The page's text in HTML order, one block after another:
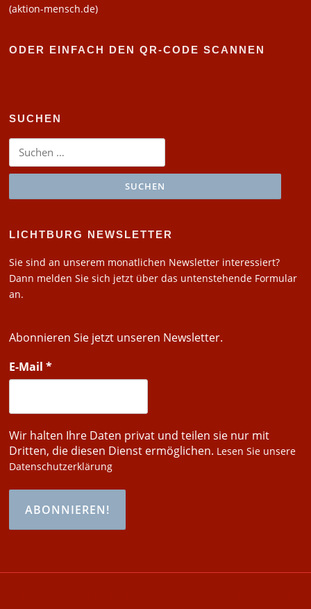
(aktion-mensch.de)
ODER EINFACH DEN QR-CODE SCANNEN
SUCHEN
Suchen
LICHTBURG NEWSLETTER
Sie sind an unserem monatlichen Newsletter interessiert?
Dann melden Sie sich jetzt über das untenstehende Formular
an.
Abonnieren Sie jetzt unseren Newsletter.
E-Mail*
Wir halten Ihre Daten privat und teilen sie nur mit
Dritten, die diesen Dienst ermöglichen. Lesen Sie unsere
Datenschutzerklärung